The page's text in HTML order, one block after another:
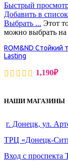
Быстрый
Добавить в
Выбрать ... Этот
можно выбрать на
ROM&ND Стойкий
Lasting
1,190₽
НАШИ МАГАЗИНЫ
г. Донецк, ул.
ТРЦ «Донецк-
Вход с проспекта